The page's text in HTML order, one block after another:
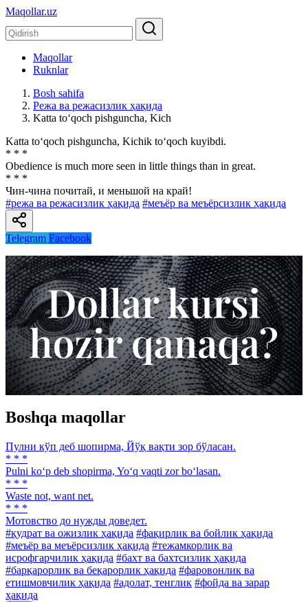
Maqollar.uz
Maqollar
Ruknlar
Bosh sahifa
Режа ва режасизлик ҳақида
Katta to‘qoch pishguncha, Kich
Katta to‘qoch pishguncha, Kichik to‘qoch kuyibdi.
* * *
Obedience is much more seen in little things than in great.
* * *
Чин-чина почитай, и меньшой на край!
#режа ва режасизлик ҳақида #меъёр ва меъёрсизлик ҳақида
Telegram Facebook
Boshqa maqollar
Пулни кўп деб шопирма, Йўқ вақти зор бўласан.
* * *
Pulni ko‘p deb shopirma, Yo‘q vaqti zor bo‘lasan.
* * *
Waste not, want net.
* * *
Мотовство до нужды доведет.
#қудрат ва ожизлик ҳақида #фақирлик ва бойлик ҳақида
#меъёр ва меъёрсизлик ҳақида #тежамкорлик ва
исрофгарчилик ҳақида #бахт ва бахтсизлик ҳақида
#барқарорлик ва беқарорлик ҳақида #фаровонлик ва
етишмовчилик ҳақида #адолат, тенглик #фойда ва зарар
ҳақида